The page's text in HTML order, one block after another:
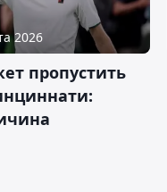
2026
пропустить